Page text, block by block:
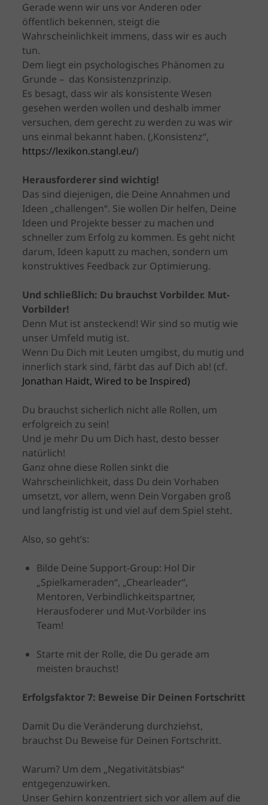
Gerade wenn wir uns vor Anderen oder
öffentlich bekennen, steigt die
Wahrscheinlichkeit immens, dass wir es auch
tun.
Dem liegt ein psychologisches Phänomen zu
Grunde – das Konsistenzprinzip.
Es besagt, dass wir als konsistente Wesen
gesehen werden wollen und deshalb immer
versuchen, dem gerecht zu werden zu was wir
uns einmal bekannt haben. (‚Konsistenz“,
https://lexikon.stangl.eu/)
Herausforderer sind wichtig!
Das sind diejenigen, die Deine Annahmen und
Ideen „challengen“. Sie wollen Dir helfen, Deine
Ideen und Projekte besser zu machen und
schneller zum Erfolg zu kommen. Es geht nicht
darum, Ideen kaputt zu machen, sondern um
konstruktives Feedback zur Optimierung.
Und schließlich: Du brauchst Vorbilder. Mut-
Vorbilder!
Denn Mut ist ansteckend! Wir sind so mutig wie
unser Umfeld mutig ist.
Wenn Du Dich mit Leuten umgibst, du mutig und
innerlich stark sind, färbt das auf Dich ab! (cf.
Jonathan Haidt, Wired to be Inspired)
Du brauchst sicherlich nicht alle Rollen, um
erfolgreich zu sein!
Und je mehr Du um Dich hast, desto besser
natürlich!
Ganz ohne diese Rollen sinkt die
Wahrscheinlichkeit, dass Du dein Vorhaben
umsetzt, vor allem, wenn Dein Vorgaben groß
und langfristig ist und viel auf dem Spiel steht.
Also, so geht’s:
Bilde Deine Support-Group: Hol Dir
„Spielkameraden“, „Chearleader“,
Mentoren, Verbindlichkeitspartner,
Herausfoderer und Mut-Vorbilder ins
Team!
Starte mit der Rolle, die Du gerade am
meisten brauchst!
Erfolgsfaktor 7: Beweise Dir Deinen Fortschritt
Damit Du die Veränderung durchziehst,
brauchst Du Beweise für Deinen Fortschritt.
Warum? Um dem „Negativitätsbias“
entgegenzuwirken.
Unser Gehirn konzentriert sich vor allem auf die